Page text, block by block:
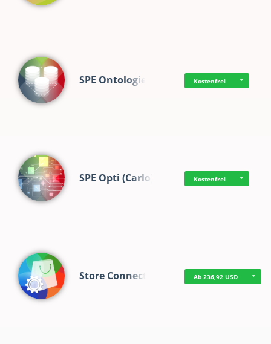
SPE Ontologie Kostenfrei
SPE Opti (Carlo) Kostenfrei
Store Connect Ab 236,92 USD